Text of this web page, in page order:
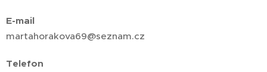
E-mail
martahorakova69@seznam.cz
Telefon